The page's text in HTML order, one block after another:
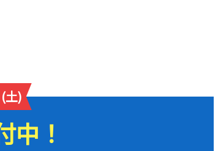
土)
中！